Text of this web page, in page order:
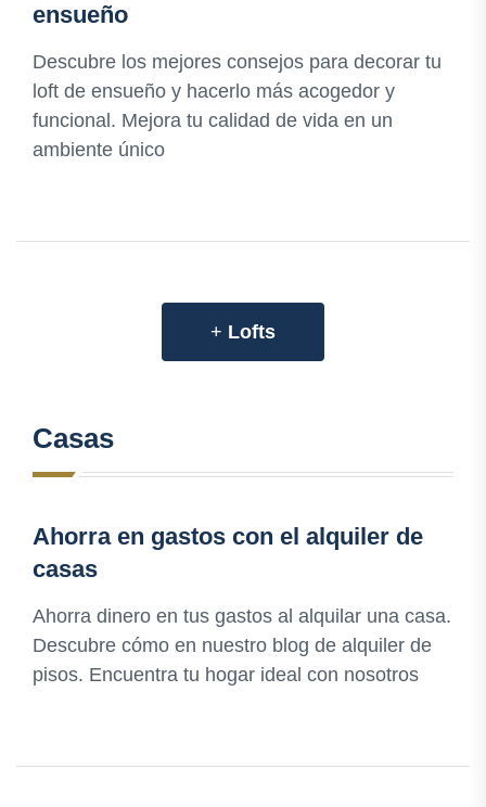
ensueño
Descubre los mejores consejos para decorar tu
loft de ensueño y hacerlo más acogedor y
funcional. Mejora tu calidad de vida en un
ambiente único
+ Lofts
Casas
Ahorra en gastos con el alquiler de
casas
Ahorra dinero en tus gastos al alquilar una casa.
Descubre cómo en nuestro blog de alquiler de
pisos. Encuentra tu hogar ideal con nosotros